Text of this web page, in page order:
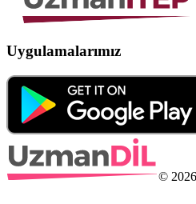
Uygulamalarımız
© 2026